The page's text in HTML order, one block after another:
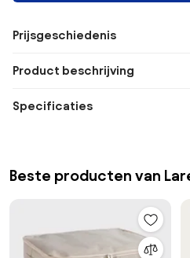
Prijsgeschiedenis
Product beschrijving
Specificaties
Beste producten van